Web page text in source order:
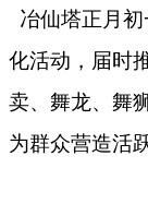
冶仙塔正月
化活动，届时
卖、舞龙、舞
为群众营造活